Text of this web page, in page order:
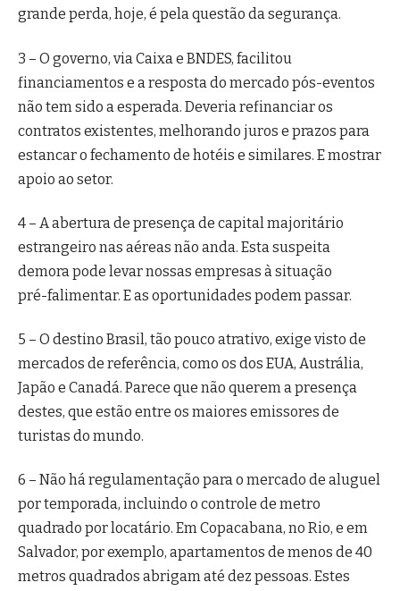
grande perda, hoje, é pela questão da segurança.
3 – O governo, via Caixa e BNDES, facilitou
financiamentos e a resposta do mercado pós-eventos
não tem sido a esperada. Deveria refinanciar os
contratos existentes, melhorando juros e prazos para
estancar o fechamento de hotéis e similares. E mostrar
apoio ao setor.
4 – A abertura de presença de capital majoritário
estrangeiro nas aéreas não anda. Esta suspeita
demora pode levar nossas empresas à situação
pré-falimentar. E as oportunidades podem passar.
5 – O destino Brasil, tão pouco atrativo, exige visto de
mercados de referência, como os dos EUA, Austrália,
Japão e Canadá. Parece que não querem a presença
destes, que estão entre os maiores emissores de
turistas do mundo.
6 – Não há regulamentação para o mercado de aluguel
por temporada, incluindo o controle de metro
quadrado por locatário. Em Copacabana, no Rio, e em
Salvador, por exemplo, apartamentos de menos de 40
metros quadrados abrigam até dez pessoas. Estes